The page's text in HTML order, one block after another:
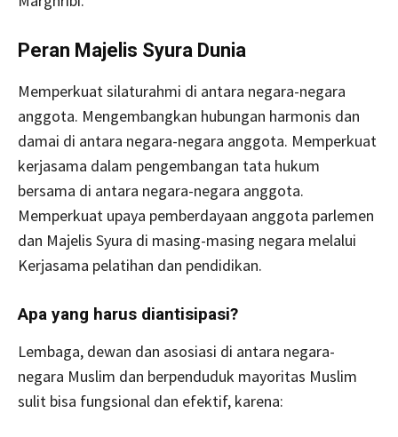
Peran Majelis Syura Dunia
Memperkuat silaturahmi di antara negara-negara
anggota. Mengembangkan hubungan harmonis dan
damai di antara negara-negara anggota. Memperkuat
kerjasama dalam pengembangan tata hukum
bersama di antara negara-negara anggota.
Memperkuat upaya pemberdayaan anggota parlemen
dan Majelis Syura di masing-masing negara melalui
Kerjasama pelatihan dan pendidikan.
Apa yang harus diantisipasi?
Lembaga, dewan dan asosiasi di antara negara-
negara Muslim dan berpenduduk mayoritas Muslim
sulit bisa fungsional dan efektif, karena: